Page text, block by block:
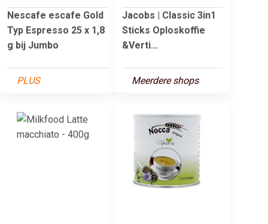
Nescafe escafe Gold
Typ Espresso 25 x 1,8
g bij Jumbo
PLUS
Jacobs | Classic 3in1
Sticks Oploskoffie
&Verti...
Meerdere shops